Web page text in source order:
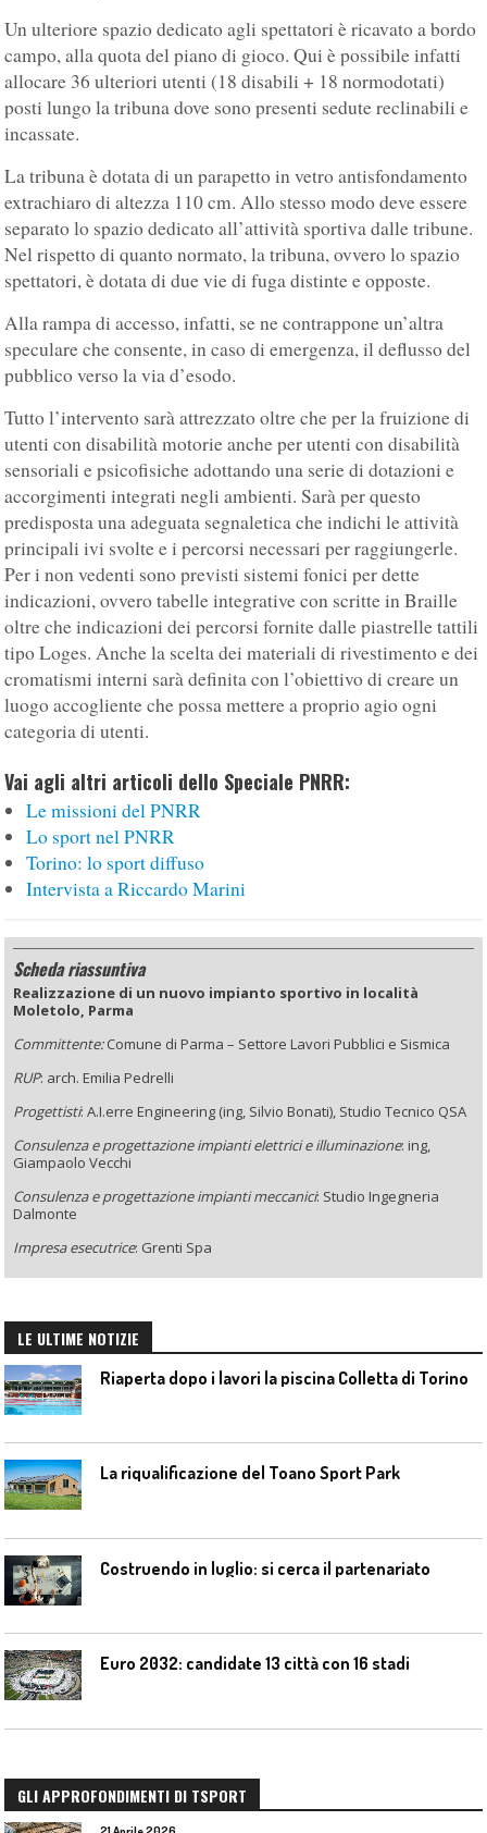
Un ulteriore spazio dedicato agli spettatori è ricavato a bordo
campo, alla quota del piano di gioco. Qui è possibile infatti
allocare 36 ulteriori utenti (18 disabili + 18 normodotati)
posti lungo la tribuna dove sono presenti sedute reclinabili e
incassate.
La tribuna è dotata di un parapetto in vetro antisfondamento
extrachiaro di altezza 110 cm. Allo stesso modo deve essere
separato lo spazio dedicato all’attività sportiva dalle tribune.
Nel rispetto di quanto normato, la tribuna, ovvero lo spazio
spettatori, è dotata di due vie di fuga distinte e opposte.
Alla rampa di accesso, infatti, se ne contrappone un’altra
speculare che consente, in caso di emergenza, il deflusso del
pubblico verso la via d’esodo.
Tutto l’intervento sarà attrezzato oltre che per la fruizione di
utenti con disabilità motorie anche per utenti con disabilità
sensoriali e psicofisiche adottando una serie di dotazioni e
accorgimenti integrati negli ambienti. Sarà per questo
predisposta una adeguata segnaletica che indichi le attività
principali ivi svolte e i percorsi necessari per raggiungerle.
Per i non vedenti sono previsti sistemi fonici per dette
indicazioni, ovvero tabelle integrative con scritte in Braille
oltre che indicazioni dei percorsi fornite dalle piastrelle tattili
tipo Loges. Anche la scelta dei materiali di rivestimento e dei
cromatismi interni sarà definita con l’obiettivo di creare un
luogo accogliente che possa mettere a proprio agio ogni
categoria di utenti.
Vai agli altri articoli dello Speciale PNRR:
Le missioni del PNRR
Lo sport nel PNRR
Torino: lo sport diffuso
Intervista a Riccardo Marini
Scheda riassuntiva
Realizzazione di un nuovo impianto sportivo in località
Moletolo, Parma
Committente:Comune di Parma – Settore Lavori Pubblici e Sismica
RUP: arch. Emilia Pedrelli
Progettisti: A.I.erre Engineering (ing, Silvio Bonati), Studio Tecnico QSA
Consulenza e progettazione impianti elettrici e illuminazione: ing,
Giampaolo Vecchi
Consulenza e progettazione impianti meccanici: Studio Ingegneria
Dalmonte
Impresa esecutrice: Grenti Spa
LE ULTIME NOTIZIE
Riaperta dopo i lavori la piscina Colletta di Torino
La riqualificazione del Toano Sport Park
Costruendo in luglio: si cerca il partenariato
Euro 2032: candidate 13 città con 16 stadi
GLI APPROFONDIMENTI DI TSPORT